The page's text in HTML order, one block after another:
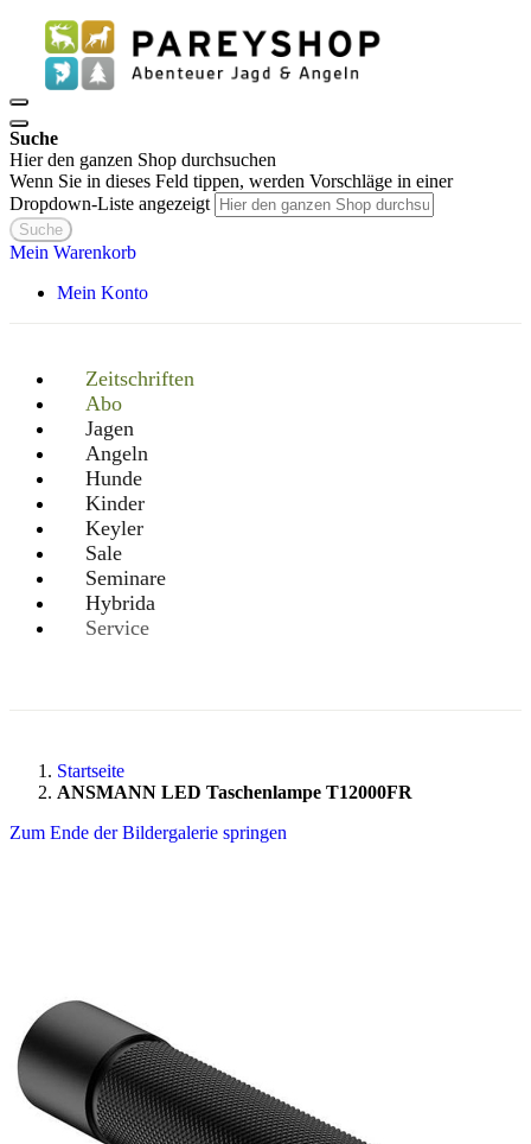
Suche
Hier den ganzen Shop durchsuchen
Wenn Sie in dieses Feld tippen, werden Vorschläge in einer
Dropdown-Liste angezeigt
Suche
Mein Warenkorb
Mein Konto
Zeitschriften
Abo
Jagen
Angeln
Hunde
Kinder
Keyler
Sale
Seminare
Hybrida
Service
Startseite
ANSMANN LED Taschenlampe T12000FR
Zum Ende der Bildergalerie springen